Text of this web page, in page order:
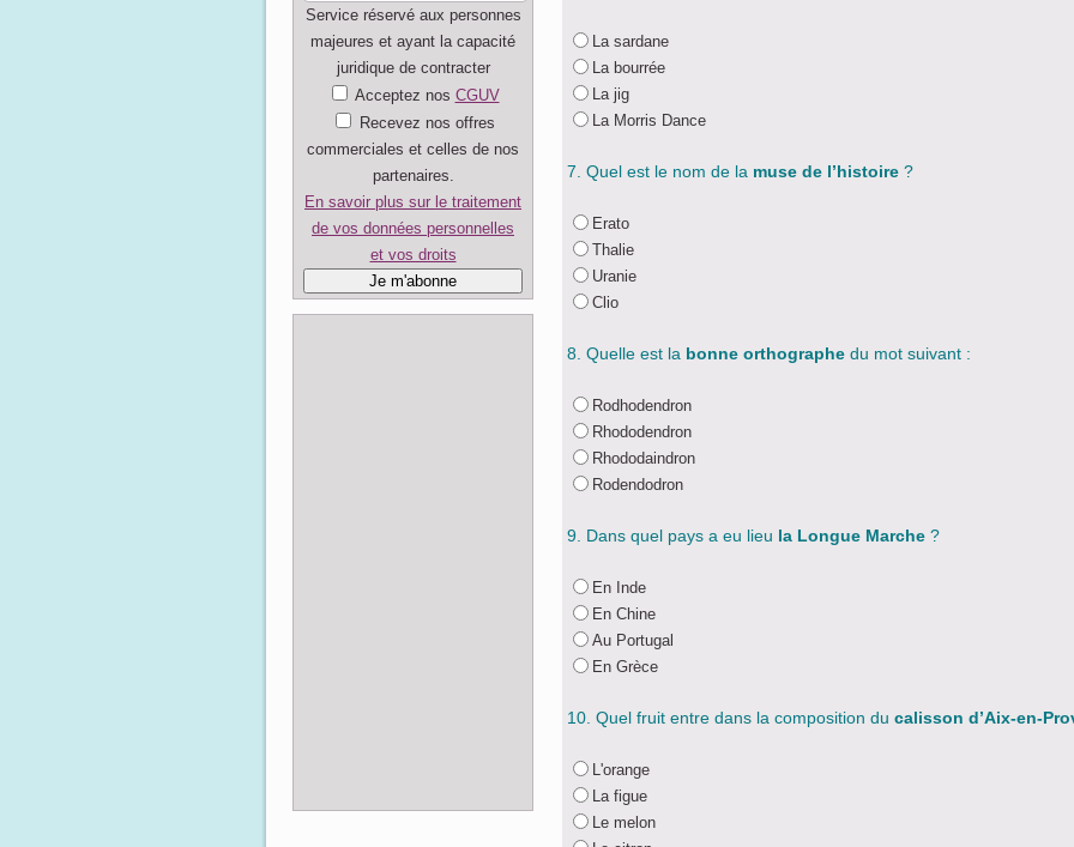
Service réservé aux personnes
majeures et ayant la capacité
juridique de contracter
Acceptez nos CGUV
Recevez nos offres
commerciales et celles de nos
partenaires.
En savoir plus sur le traitement
de vos données personnelles
et vos droits
La sardane
La bourrée
La jig
La Morris Dance
7. Quel est le nom de la muse de l’histoire ?
Erato
Thalie
Uranie
Clio
8. Quelle est la bonne orthographe du mot suivant :
Rodhodendron
Rhododendron
Rhododaindron
Rodendodron
9. Dans quel pays a eu lieu la Longue Marche ?
En Inde
En Chine
Au Portugal
En Grèce
10. Quel fruit entre dans la composition du calisson d’Aix-en-
L'orange
La figue
Le melon